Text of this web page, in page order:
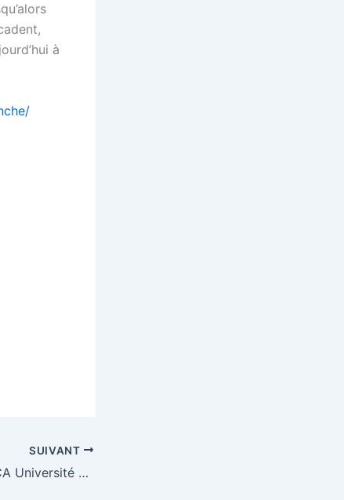
à
SUIVANT
A19 seminars LARCA Université Paris Cité/ VALE Sorbonne Université